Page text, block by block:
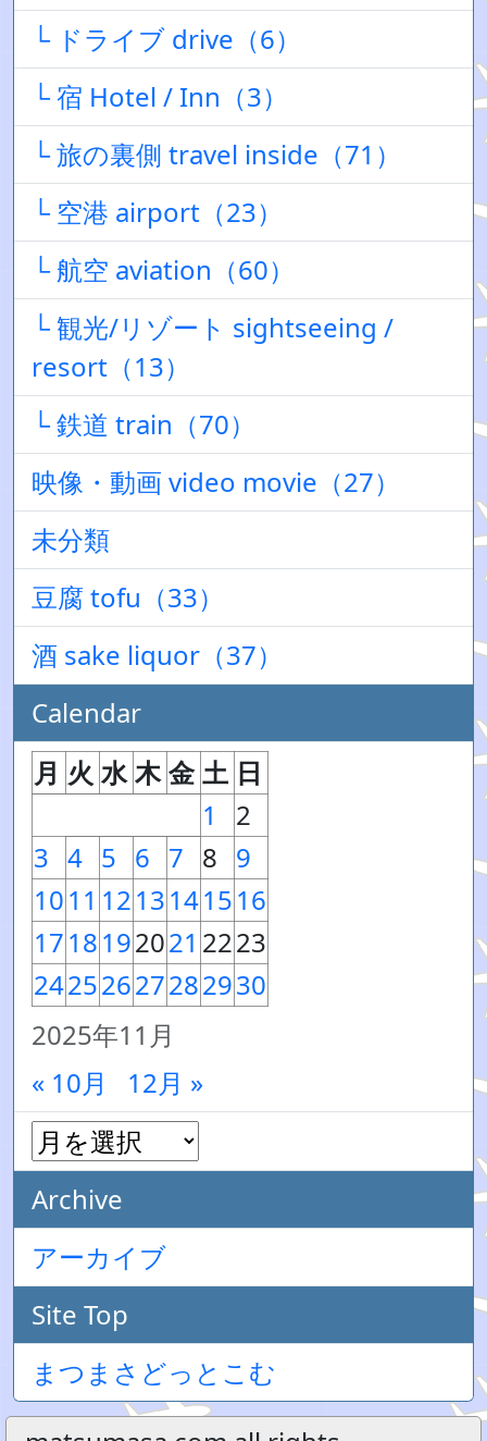
└ ドライブ drive（6）
└ 宿 Hotel / Inn（3）
└ 旅の裏側 travel inside（71）
└ 空港 airport（23）
└ 航空 aviation（60）
└ 観光/リゾート sightseeing /
resort（13）
└ 鉄道 train（70）
映像・動画 video movie（27）
未分類
豆腐 tofu（33）
酒 sake liquor（37）
Calendar
2025年11月
月 火 水 木 金 土 日
1
2
3 4 5 6 7 8 9
1011 1213141516
1718192021 2223
24252627282930
« 10月 12月 »
Archive
アーカイブ
Site Top
まつまさどっとこむ